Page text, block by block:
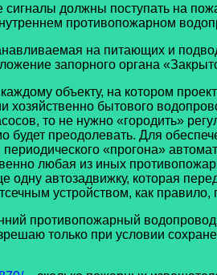
сигналы должны поступать на
противопожарном
на питающих и
запорного органа
объекту, на котором
хозяйственно бытового
то не нужно «городить»
будет преодолевать. Для
периодического «прогона»
любая из иных
одну автозадвижку, которая
устройством, как
противопожарный
только при условии